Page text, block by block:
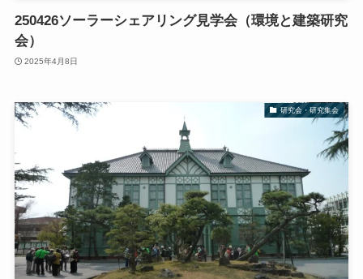
250426ソーラーシェアリング見学会（環境と建築研究
会）
2025年4月8日
研究会・研究集会